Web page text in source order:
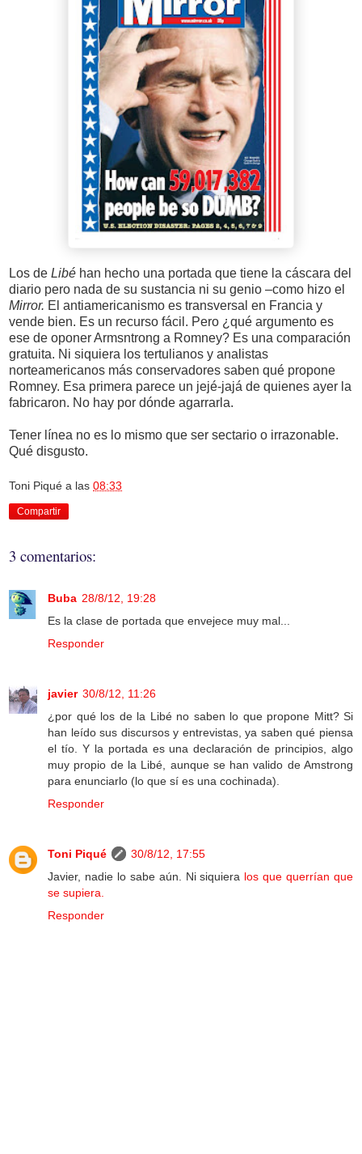
Los de Libé han hecho una portada que tiene la cáscara del
diario pero nada de su sustancia ni su genio –como hizo el
Mirror. El antiamericanismo es transversal en Francia y
vende bien. Es un recurso fácil. Pero ¿qué argumento es
ese de oponer Armsntrong a Romney? Es una comparación
gratuita. Ni siquiera los tertulianos y analistas
norteamericanos más conservadores saben qué propone
Romney. Esa primera parece un jejé-jajá de quienes ayer la
fabricaron. No hay por dónde agarrarla.
Tener línea no es lo mismo que ser sectario o irrazonable.
Qué disgusto.
Toni Piqué a las 08:33
Compartir
3 comentarios:
Buba 28/8/12, 19:28
Es la clase de portada que envejece muy mal...
Responder
javier 30/8/12, 11:26
¿por qué los de la Libé no saben lo que propone Mitt? Si
han leído sus discursos y entrevistas, ya saben qué piensa
el tío. Y la portada es una declaración de principios, algo
muy propio de la Libé, aunque se han valido de Amstrong
para enunciarlo (lo que sí es una cochinada).
Responder
Toni Piqué
30/8/12, 17:55
Javier, nadie lo sabe aún. Ni siquiera los que querrían que
se supiera.
Responder